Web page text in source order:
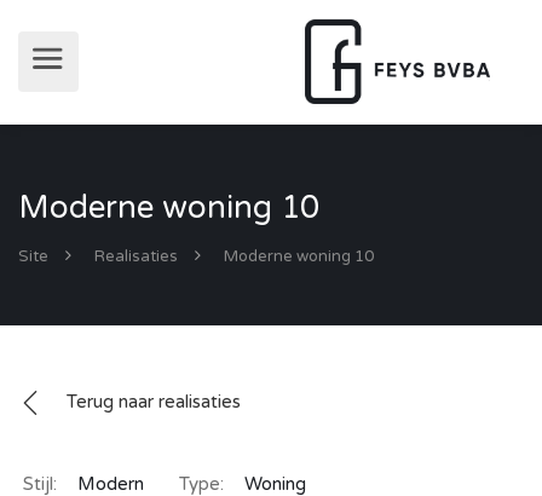
Moderne woning 10
Site Realisaties Moderne woning 10
Terug naar realisaties
Stijl: Modern Type: Woning